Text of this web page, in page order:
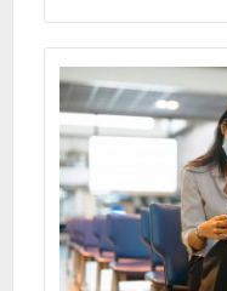
різних частинах
розповімо про
повітря та води в
курортах Червоного